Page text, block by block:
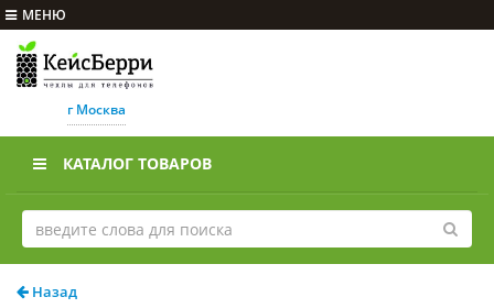
МЕНЮ
г Москва
КАТАЛОГ ТОВАРОВ
Назад